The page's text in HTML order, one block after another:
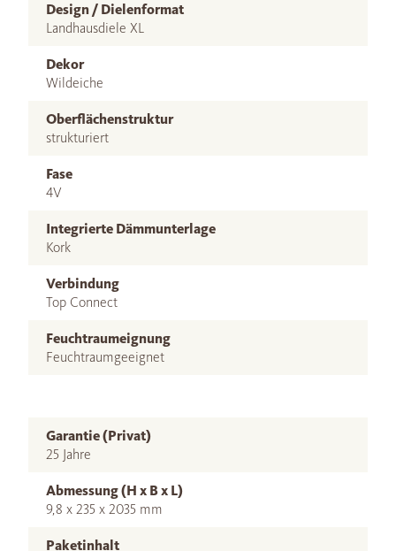
Design / Dielenformat
Landhausdiele XL
Dekor
Wildeiche
Oberflächenstruktur
strukturiert
Fase
4V
Integrierte Dämmunterlage
Kork
Verbindung
Top Connect
Feuchtraumeignung
Feuchtraumgeeignet
Garantie (Privat)
25 Jahre
Abmessung (H x B x L)
9,8 x 235 x 2035 mm
Paketinhalt